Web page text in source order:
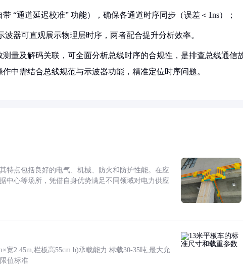
“通道延迟校准” 功能），确保各通道时序同步（误差＜1ns）；
器可直观展示物理层时序，两者配合提升分析效率。
量及解码关联，可全面分析总线时序的合规性，是排查总线通信
中需结合总线规范与示波器功能，精准定位时序问题。
特点包括良好的电气、机械、防火和防护性能。在应
中心等场所，凭借自身优势满足不同领域对电力供应
宽2.45m,栏板高55cm b)承载能力:标载30-35吨,最大允
值标准